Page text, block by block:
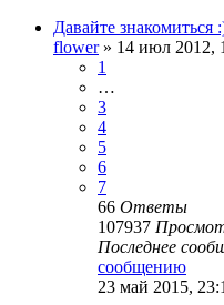
Давайте знакомиться
flower» 14 июл 2012,
1
…
3
4
5
6
7
66 Ответы
107937
Последнее
сообщению
23 май 2015,